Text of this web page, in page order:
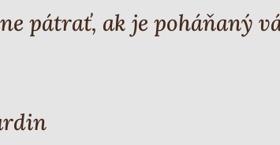
pátrať, ak je poháňaný